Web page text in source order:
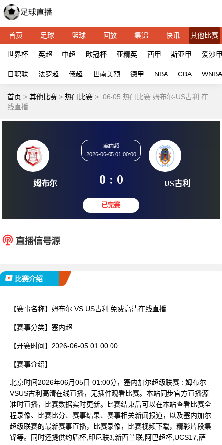
首页 足球 篮球 回放 集锦 快讯 其他比赛
世界杯 英超 中超 欧冠杯 亚精英 西甲 斯亚甲 爱沙甲
日职联 法罗超 俄超 世南美预 德甲 NBA CBA WNBA
首页 > 其他比赛 > 热门比赛 > 06-05 热门比赛 姆布尔-US古利 在
线直播
2026-06-05 01:00:00
0 : 0
比赛介绍
【赛事名称】 姆布尔 VS US古利 免费高清在线直播
【赛事分类】 塞内超
【开赛时间】 2026-06-05 01:00:00
【赛事介绍】
北京时间2026年06月05日 01:00分，塞内加尔超级联赛 : 姆布尔
VSUS古利高清在线直播，无插件观看比赛。本站同步官方直播源
准时直播，比赛数据实时更新。比赛结束后可以在本站查看比赛全
程录像、比赛比分、赛事结果、赛事相关新闻报道，以及塞内加尔
超级联赛的最新赛事直播，比赛录像，比赛视频下载，精彩片段集
锦等。同时还提供约盾杯,印尼联3,新西兰联,阿巴超杯,UCS17,萨